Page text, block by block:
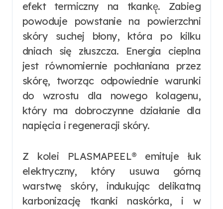
efekt termiczny na tkankę̨. Zabieg
powoduje powstanie na powierzchni
skóry suchej błony, która po kilku
dniach się złuszcza. Energia cieplna
jest równomiernie pochłaniana przez
skórę, tworząc odpowiednie warunki
do wzrostu dla nowego kolagenu,
który ma dobroczynne działanie dla
napięcia i regeneracji skóry.
Z kolei PLASMAPEEL® emituje łuk
elektryczny, który usuwa górną
warstwę skóry, indukując delikatną
karbonizację tkanki naskórka, i w